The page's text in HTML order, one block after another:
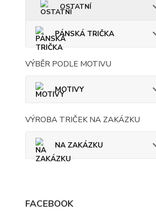
OSTATNÍ
PÁNSKÁ TRIČKA
VÝBĚR PODLE MOTIVU
MOTIVY
VÝROBA TRIČEK NA ZAKÁZKU
NA ZAKÁZKU
FACEBOOK